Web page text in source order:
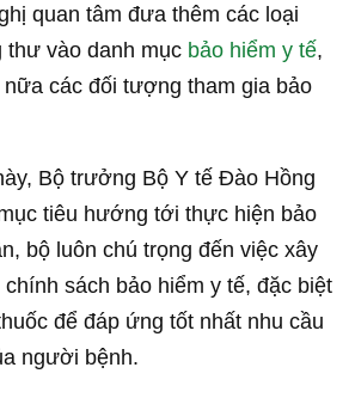
quan tâm đưa thêm các loại
thư vào danh mục bảo hiểm y tế,
các đối tượng tham gia bảo
Bộ trưởng Bộ Y tế Đào Hồng
tiêu hướng tới thực hiện bảo
bộ luôn chú trọng đến việc xây
sách bảo hiểm y tế, đặc biệt
để đáp ứng tốt nhất nhu cầu
người bệnh.